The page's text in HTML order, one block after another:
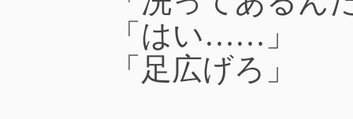
「はい……」
「足広げろ」